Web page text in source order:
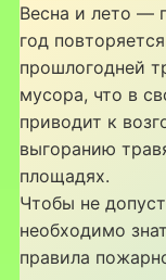
Весна и лето —
год
прошлогодней
мусора, что в
приводит к
выгоранию
площадях.
Чтобы не
необходимо
правила